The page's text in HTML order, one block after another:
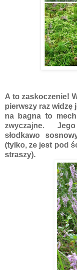
A to zaskoczenie!
pierwszy raz widzę
na bagna to
zwyczajne.
słodkawo
(tylko, ze jest pod
straszy).